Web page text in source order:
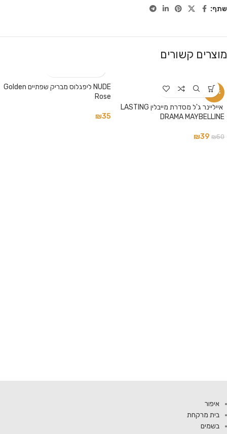
שתף:
מוצרים קשורים
-22%
‏ אייליינר ג'ל מסדרת מייבלין LASTING
DRAMA MAYBELLINE
₪50
₪39
NUDE ליפגלוס מבריק שפתיים Golden
Rose
₪35
איפור
בית מרקחת
בשמים